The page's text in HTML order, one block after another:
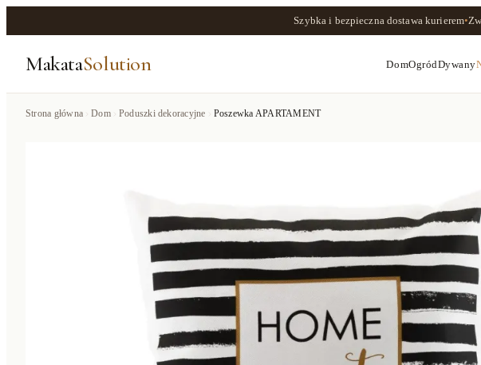
Szybka i bezpieczna dostawa kurierem•
MakataSolution DomOgródDywany
Strona główna Dom Poduszki dekoracyjne Poszewka APARTAMENT